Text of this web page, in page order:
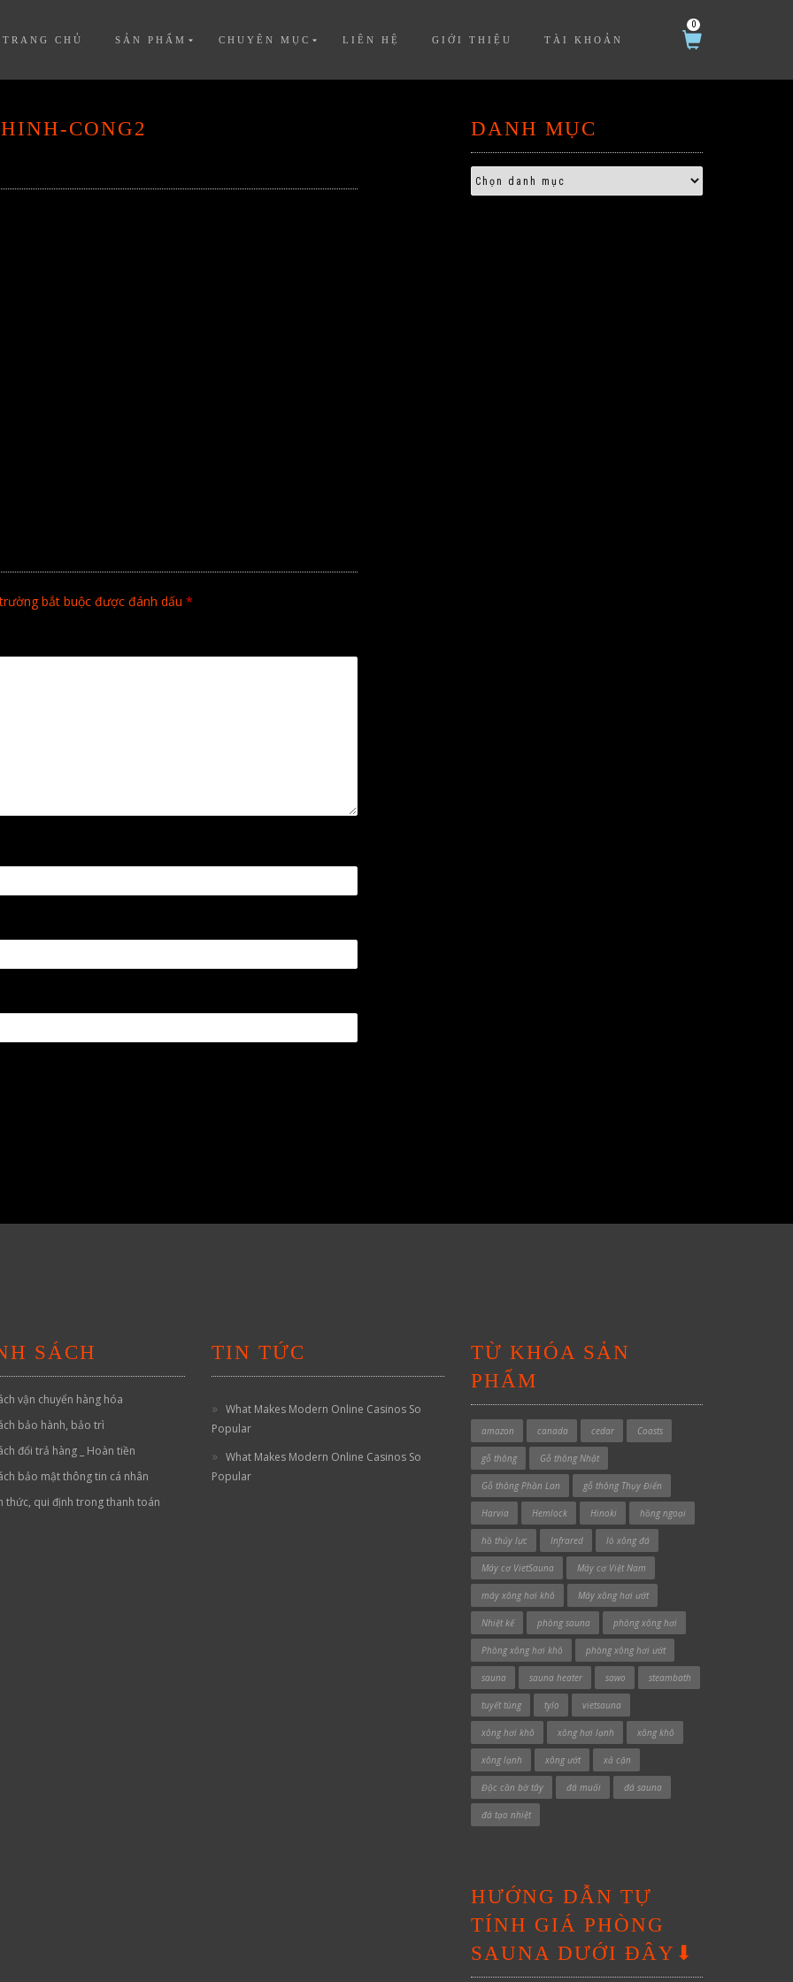
TRANG CHỦ SẢN PHẨM CHUYÊN MỤC LIÊN HỆ GIỚI THIỆU TÀI KHOẢN
0
CONG2
bắt buộc được đánh dấu *
DANH MỤC
SÁCH
vận chuyển hàng hóa
bảo hành, bảo trì
đổi trả hàng _ Hoàn tiền
bảo mật thông tin cá nhân
thức, qui định trong thanh toán
TIN TỨC
What Makes Modern Online Casinos So
Popular
What Makes Modern Online Casinos So
Popular
TỪ KHÓA SẢN
PHẨM
amazon canada cedar Coasts
gỗ thông Gỗ thông Nhật
Gỗ thông Phần Lan gỗ thông Thụy Điển
Harvia Hemlock Hinoki hồng ngoại
hồ thủy lực Infrared lò xông đá
Máy cơ VietSauna Máy cơ Việt Nam
máy xông hơi khô Máy xông hơi ướt
Nhiệt kế phòng sauna phòng xông hơi
Phòng xông hơi khô phòng xông hơi ướt
sauna sauna heater sawo steambath
tuyết tùng tylo vietsauna
xông hơi khô xông hơi lạnh xông khô
xông lạnh xông ướt xả cặn
Độc cần bờ tây đá muối đá sauna
đá tạo nhiệt
HƯỚNG DẪN TỰ
TÍNH GIÁ PHÒNG
SAUNA DƯỚI ĐÂY⬇